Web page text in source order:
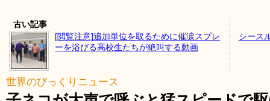
古い記事
[閲覧注意]追加単位を取るために催涙スプレ
ーを浴びる高校生たちが絶叫する動画
シース
世界のびっくりニュース